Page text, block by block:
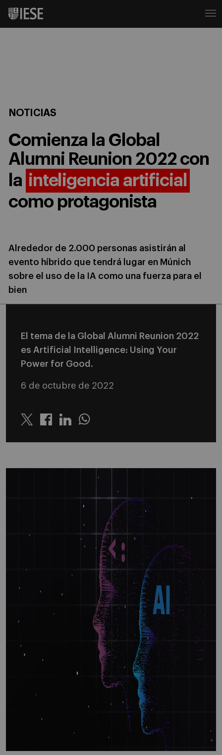
NOTICIAS
Comienza la Global
Alumni Reunion 2022 con
la inteligencia artificial
como protagonista
Alrededor de 2.000 personas asistirán al
evento híbrido que tendrá lugar en Múnich
sobre el uso de la IA como una fuerza para el
bien
El tema de la Global Alumni Reunion 2022
es Artificial Intelligence: Using Your
Power for Good.
6 de octubre de 2022
Twitter LinkedinWhatsapp